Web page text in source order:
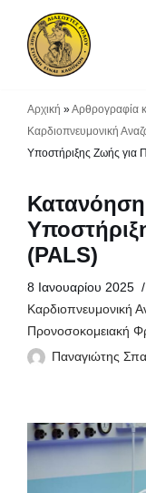
Μεταπηδήστε
Αρχική »Αρθρογραφία
Καρδιοπνευμονική
Υποστήριξης Ζωής για
(PALS)
8 Ιανουαρίου 2025
Καρδιοπνευμονική
Προνοσοκομειακή
Παναγιώτης